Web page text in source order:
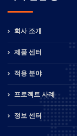
회사 소개
제품 센터
적용 분야
프로젝트 사례
정보 센터